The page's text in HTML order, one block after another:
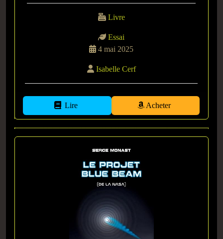
Livre
Essai
4 mai 2025
Isabelle Cerf
Lire Acheter